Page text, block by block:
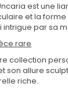
est une
et la
intrigue par sa
rare
collection
son allure
riche.